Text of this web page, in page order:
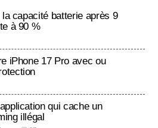
capacité batterie après 9
à 90 %
iPhone 17 Pro avec ou
qui cache un
illégal